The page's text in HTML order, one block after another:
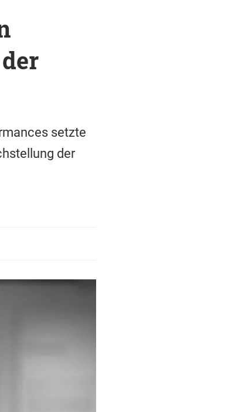
setzte
der